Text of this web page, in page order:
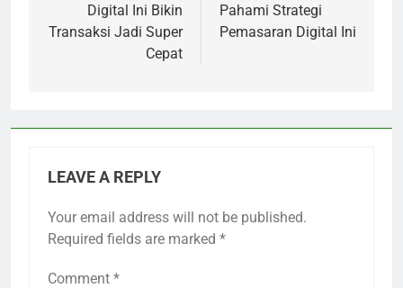
Digital Ini Bikin
Transaksi Jadi Super
Cepat
Pahami Strategi
Pemasaran Digital Ini
LEAVE A REPLY
Your email address will not be published.
Required fields are marked *
Comment *